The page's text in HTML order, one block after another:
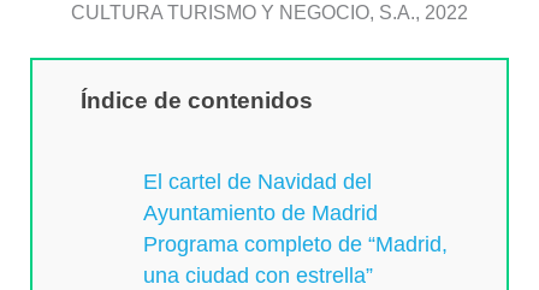
CULTURA TURISMO Y NEGOCIO, S.A., 2022
Índice de contenidos
El cartel de Navidad del
Ayuntamiento de Madrid
Programa completo de “Madrid,
una ciudad con estrella”